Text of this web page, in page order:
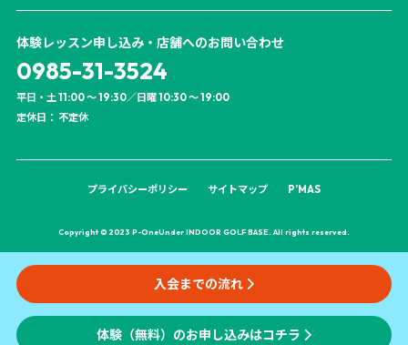
体験レッスン申し込み・店舗へのお問い合わせ
0985-31-3524
平日・土 11:00 ～ 19:30／日曜 10:30 ～ 19:00
定休日： 不定休
プライバシーポリシー サイトマップ P’MAS
Copyright © 2023 P-OneUnder INDOOR GOLF BASE. All rights reserved.
入会までの流れ
体験（無料）のお申し込みはコチラ